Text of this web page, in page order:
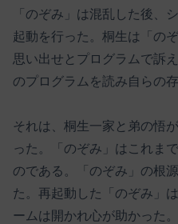
「のぞみ」は混乱した後、
起動を行った。桐生は「の
思い出せとプログラムで訴
のプログラムを読み自らの
それは、桐生一家と弟の悟
った。「のぞみ」はこれま
のである。「のぞみ」の根
た。再起動した「のぞみ」
ームは開かれ心が助かった。